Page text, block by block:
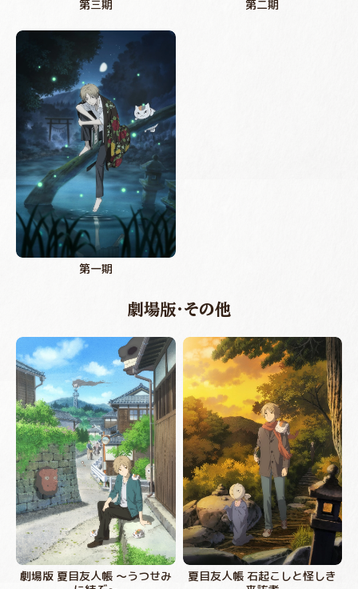
第三期 第二期
第一期
劇場版・その他
劇場版 夏目友人帳 ～うつせみ
夏目友人帳 石起こしと怪しき